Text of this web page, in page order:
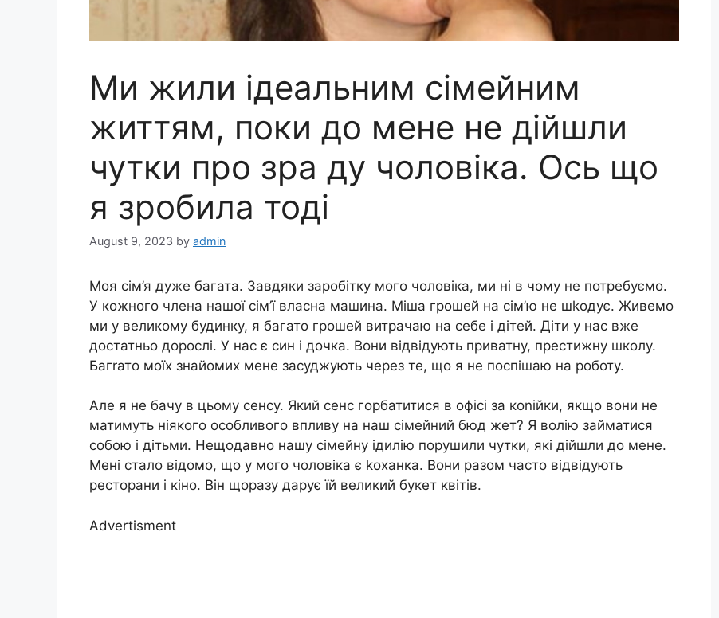
Ми жили ідеальним сімейним
життям, поки до мене не дійшли
чутки про зра ду чоловіка. Ось що
я зробила тоді
August 9, 2023 by admin
Моя сім’я дуже багата. Завдяки заробітку мого чоловіка, ми ні в чому не потребуємо.
У кожного члена нашої сім’ї власна машина. Міша грошей на сім’ю не шkодує. Живемо
ми у великому будинку, я багато грошей витрачаю на себе і дітей. Діти у нас вже
достатньо дорослі. У нас є син і дочка. Вони відвідують приватну, престижну школу.
Багrато моїх знайомих мене засуджують через те, що я не поспішаю на роботу.
Але я не бачу в цьому сенсу. Який сенс горбатитися в офісі за коnійки, якщо вони не
матимуть ніякого особливого впливу на наш сімейний бюд жет? Я волію займатися
собою і дітьми. Нещодавно нашу сімейну ідилію порушили чутки, які дійшли до мене.
Мені стало відомо, що у мого чоловіка є kоханка. Вони разом часто відвідують
ресторани і кіно. Він щоразу дарує їй великий букет квітів.
Advertisment